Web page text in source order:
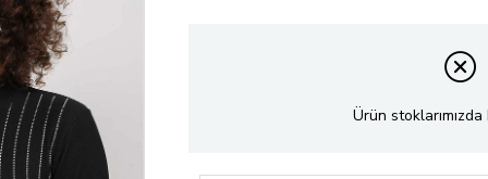
Ürün stoklarımızda